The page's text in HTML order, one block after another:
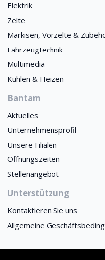
Elektrik
Zelte
Markisen, Vorzelte &
Fahrzeugtechnik
Multimedia
Kühlen & Heizen
Bantam
Aktuelles
Unternehmensprofil
Unsere Filialen
Öffnungszeiten
Stellenangebot
Unterstützung
Kontaktieren Sie uns
Allgemeine